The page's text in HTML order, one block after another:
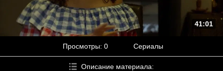
41:01
Просмотры: 0 Сериалы
Описание материала: